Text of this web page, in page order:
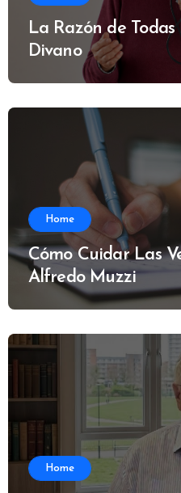
La Razón de Todas
Divano
Home
Cómo Cuidar Las
Alfredo Muzzi
Home